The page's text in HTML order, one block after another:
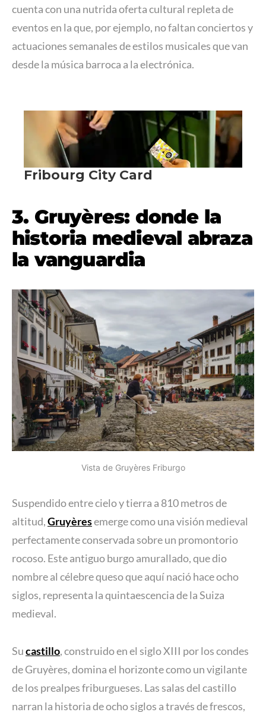
cuenta con una nutrida oferta cultural repleta de
eventos en la que, por ejemplo, no faltan conciertos y
actuaciones semanales de estilos musicales que van
desde la música barroca a la electrónica.
3. Gruyères: donde la
historia medieval abraza
la vanguardia
Vista de Gruyères Friburgo
Suspendido entre cielo y tierra a 810 metros de
altitud,Gruyèresemerge como una visión medieval
perfectamente conservada sobre un promontorio
rocoso. Este antiguo burgo amurallado, que dio
nombre al célebre queso que aquí nació hace ocho
siglos, representa la quintaescencia de la Suiza
medieval.
Sucastillo, construido en el siglo XIII por los condes
de Gruyères, domina el horizonte como un vigilante
de los prealpes friburgueses. Las salas del castillo
narran la historia de ocho siglos a través de frescos,